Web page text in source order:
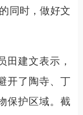
同时，做好文
建文表示，
开了陶寺、丁
保护区域。截